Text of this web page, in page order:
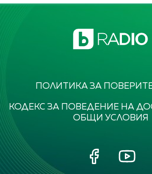
ПОЛИТИКА ЗА
КОДЕКС ЗА ПОВЕДЕНИЕ НА
ОБЩИ УСЛОВИЯ